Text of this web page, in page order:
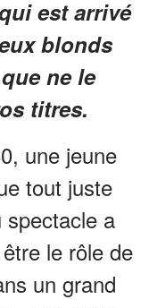
est arrivé
blonds
ne le
titres.
une jeune
tout juste
spectacle a
le rôle de
un grand